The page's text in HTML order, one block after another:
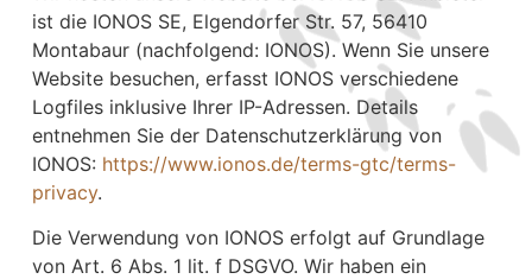
ist die IONOS SE, Elgendorfer Str. 57, 56410
Montabaur (nachfolgend: IONOS). Wenn Sie unsere
Website besuchen, erfasst IONOS verschiedene
Logfiles inklusive Ihrer IP-Adressen. Details
entnehmen Sie der Datenschutzerklärung von
IONOS: https://www.ionos.de/terms-gtc/terms-
privacy.
Die Verwendung von IONOS erfolgt auf Grundlage
von Art. 6 Abs. 1 lit. f DSGVO. Wir haben ein